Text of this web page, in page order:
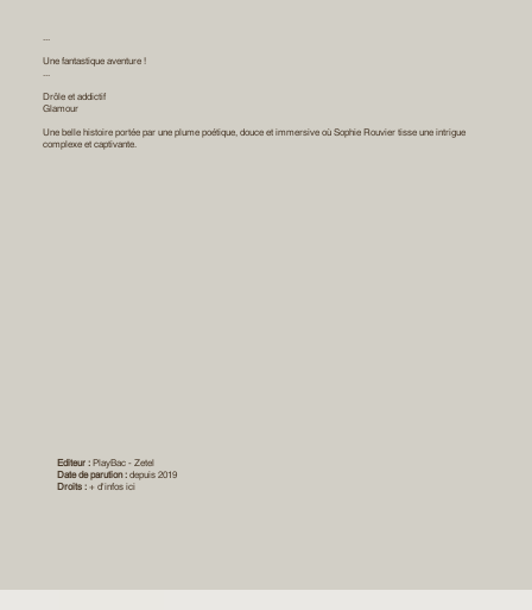
Une fantastique aventure !
...
Drôle et addictif
...
Une belle histoire portée par une plume poétique, douce et immersive où Sophie Rouvier tisse une intrigue
complexe et captivante.
Glamour
Editeur :PlayBac - Zetel
Date de parution :depuis 2019
Droits :+ d'infos ici